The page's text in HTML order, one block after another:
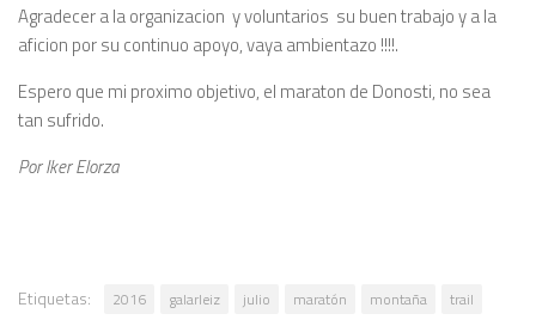
Agradecer a la organizacion y voluntarios su buen trabajo y a la
aficion por su continuo apoyo, vaya ambientazo !!!!.
Espero que mi proximo objetivo, el maraton de Donosti, no sea
tan sufrido.
Por Iker Elorza
Etiquetas: 2016 galarleiz julio maratón montaña trail